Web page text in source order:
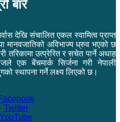
बारे
देखि संचालित एकल स्वामित्व प्राप्त
मानवजातिको अविभाज्य ध्रुव भएको छ
तरिकामा उत्प्रेरित र सचेत पार्ने अथाह
एक बेंचमार्क सिर्जना गरी नेपाली
स्थापना गर्ने लक्ष्य लिएको छ।
Twitter
YouTube